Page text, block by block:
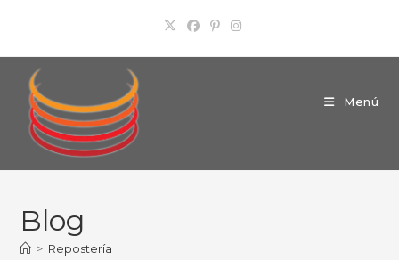
contenido
Menú
Blog
> Repostería